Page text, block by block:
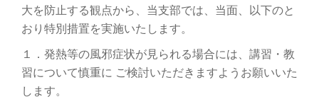
切
り
替
大を防止する観点から、当支部では、当面、以下のと
おり特別措置を実施いたします。
１．発熱等の風邪症状が見られる場合には、講習・教
習について慎重に ご検討いただきますようお願いいた
します。